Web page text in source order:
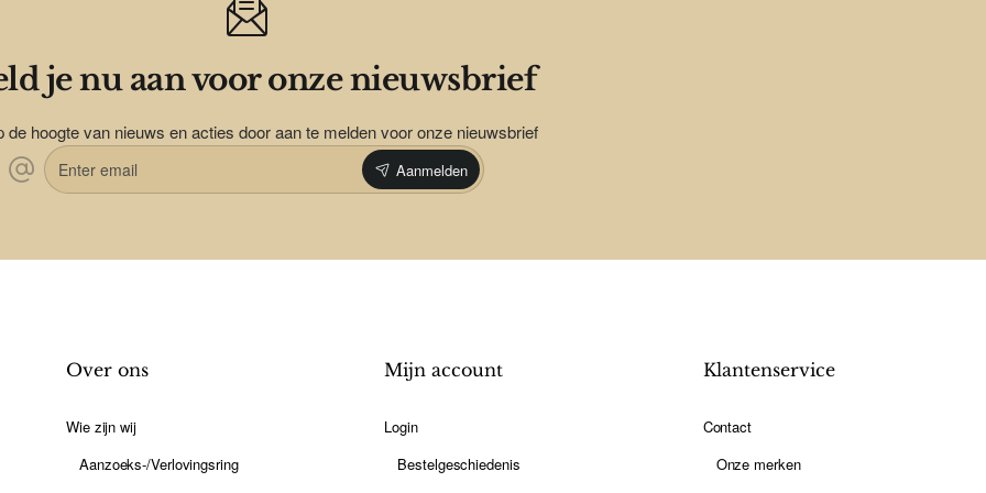
je nu aan voor onze nieuwsbrief
de hoogte van nieuws en acties door aan te melden voor onze nieuwsbrief
Enter
email
Aanmelden
Over ons
Wie zijn wij
Aanzoeks-/Verlovingsring
Mijn account
Login
Bestelgeschiedenis
Klantenservice
Contact
Onze merken